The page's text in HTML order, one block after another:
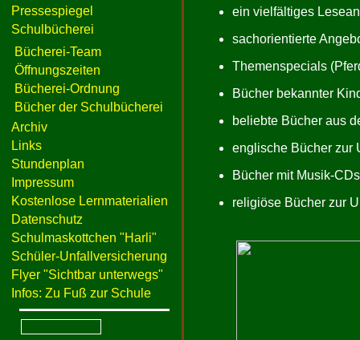
Pressespiegel
Schulbücherei
Bücherei-Team
Öffnungszeiten
Bücherei-Ordnung
Bücher der Schulbücherei
Archiv
Links
Stundenplan
Impressum
Kostenlose Lernmaterialien
Datenschutz
Schulmaskottchen "Harli"
Schüler-Unfallversicherung
Flyer "Sichtbar unterwegs"
Infos: Zu Fuß zur Schule
ein vielfältiges
sachorientierte
Themenspecials
Bücher bekannter
beliebte Bücher aus
englische Bücher zur
Bücher mit Musik-
religiöse Bücher zur